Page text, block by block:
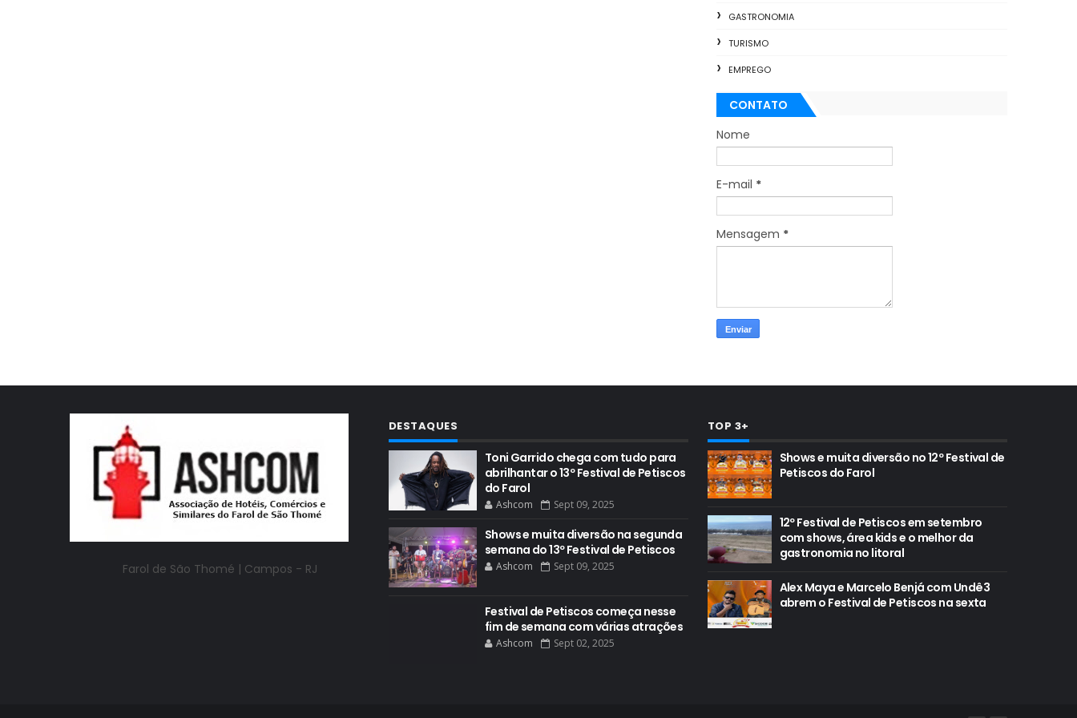
GASTRONOMIA
TURISMO
EMPREGO
CONTATO
Nome
E-mail *
Mensagem *
Farol de São Thomé | Campos - RJ
DESTAQUES
Toni Garrido chega com tudo para
abrilhantar o 13º Festival de Petiscos
do Farol
Ashcom Sept 09, 2025
Shows e muita diversão na segunda
semana do 13º Festival de Petiscos
Ashcom Sept 09, 2025
Festival de Petiscos começa nesse
fim de semana com várias atrações
Ashcom Sept 02, 2025
TOP 3+
Shows e muita diversão no 12º Festival de
Petiscos do Farol
12º Festival de Petiscos em setembro
com shows, área kids e o melhor da
gastronomia no litoral
Alex Maya e Marcelo Benjá com Undê3
abrem o Festival de Petiscos na sexta